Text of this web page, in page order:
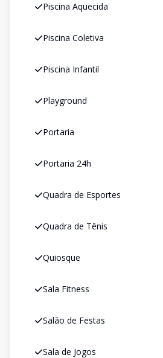
Piscina Aquecida
Piscina Coletiva
Piscina Infantil
Playground
Portaria
Portaria 24h
Quadra de Esportes
Quadra de Tênis
Quiosque
Sala Fitness
Salão de Festas
Sala de Jogos